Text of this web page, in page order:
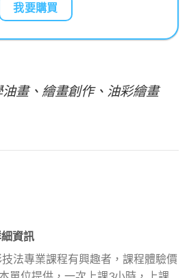
我要購買
畫、繪畫創作、油彩繪畫
資訊
法專業課程有興趣者，課程體驗價